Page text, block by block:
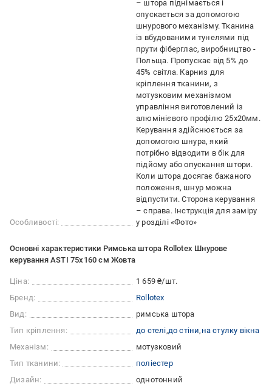
Особливості:
– штора піднімається і
опускається за допомогою
шнурового механізму. Тканина
із вбудованими тунелями під
прути фіберглас, виробництво -
Польща. Пропускає від 5% до
45% світла. Карниз для
кріплення тканини, з
мотузковим механізмом
управління виготовлений із
алюмінієвого профілю 25х20мм.
Керування здійснюється за
допомогою шнура, який
потрібно відводити в бік для
підйому або опускання штори.
Коли штора досягає бажаного
положення, шнур можна
відпустити. Сторона керування
– справа. Інструкція для заміру
у розділі «Фото»
Основні характеристики Римська штора Rollotex Шнурове
керування ASTI 75x160 см Жовта
Ціна:
1 659 ₴/шт.
Бренд:
Rollotex
Вид:
римська штора
Тип кріплення:
до стелі до стіни на стулку вікна
Механізм:
мотузковий
Тип тканини:
поліестер
Дизайн:
однотонний